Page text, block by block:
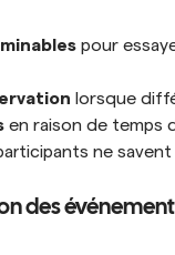
pour
lorsque
en raison de temps
ne
des